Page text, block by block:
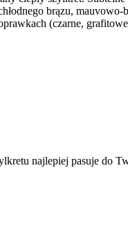
brązu,
(czarne,
najlepiej pasuje do